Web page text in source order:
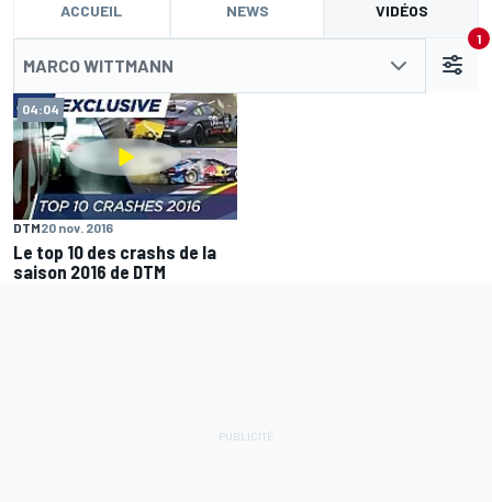
ACCUEIL NEWS VIDÉOS
MARCO WITTMANN
1
04:04
DTM20 nov. 2016
Le top 10 des crashs de la
saison 2016 de DTM